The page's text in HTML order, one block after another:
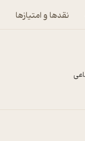
نقدها و امتیازها